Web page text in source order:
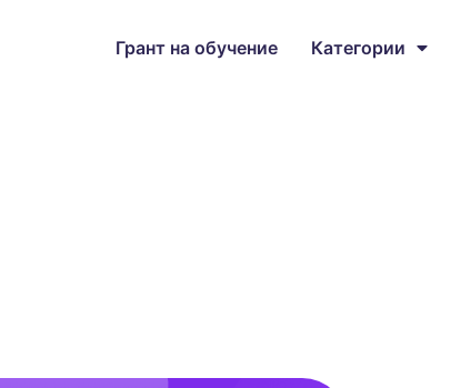
Грант на обучение Категории